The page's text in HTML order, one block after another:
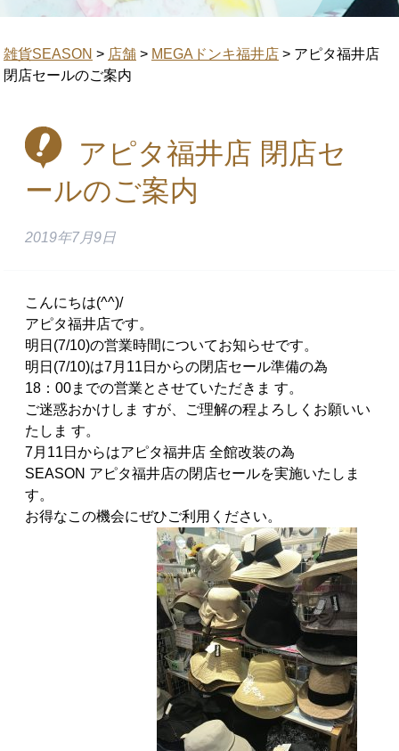
雑貨SEASON > 店舗 > MEGAドンキ福井店 > アピタ福井店
閉店セールのご案内
アピタ福井店 閉店セ
ールのご案内
2019年7月9日
こんにちは(^^)/
アピタ福井店です。
明日(7/10)の営業時間についてお知らせです。
明日(7/10)は7月11日からの閉店セール準備の為
18：00までの営業とさせていただきま す。
ご迷惑おかけしま すが、ご理解の程よろしくお願いい
たしま す。
7月11日からはアピタ福井店 全館改装の為
SEASON アピタ福井店の閉店セールを実施いたしま
す。
お得なこの機会にぜひご利用ください。